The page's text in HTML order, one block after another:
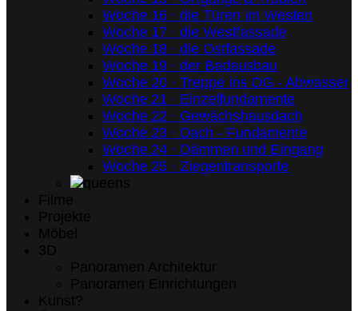
Woche 16 · die Türen im Westen
Woche 17 · die Westfassade
Woche 18 · die Ostfassade
Woche 19 · der Badausbau
Woche 20 · Treppe ins OG - Abwasser
Woche 21 · Einzelfundamente
Woche 22 · Gewächshausdach
Woche 23 · Dach - Fundamente
Woche 24 · Dämmen und Eingang
Woche 25 · Ziegentransporte